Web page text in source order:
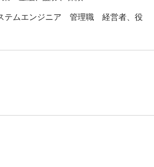
テムエンジニア 管理職 経営者、役